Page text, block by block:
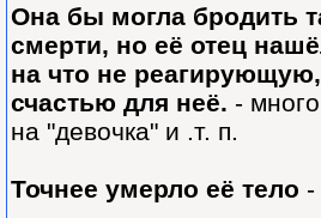
Она бы могла бродить
смерти, но её отец
на что не
счастью для неё. -
на "девочка" и .т. п.
Точнее умерло её тело -